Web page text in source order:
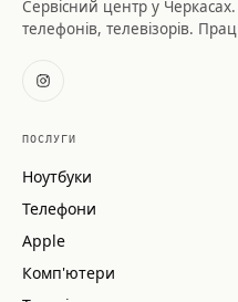
Сервісний центр у
телефонів, телевізорів.
ПОСЛУГИ
Ноутбуки
Телефони
Apple
Комп'ютери